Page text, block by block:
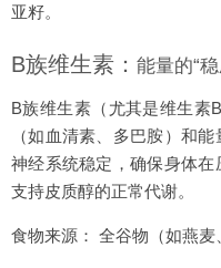
亚籽。
B族维生素： 能量的“
B族维生素（尤其是维生素
（如血清素、多巴胺）和
神经系统稳定，确保身体
支持皮质醇的正常代谢。
食物来源： 全谷物（如燕麦